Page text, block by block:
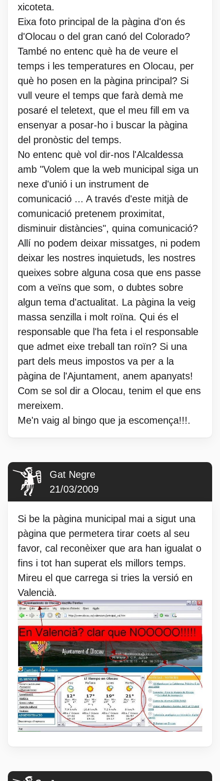
xicoteta.
Eixa foto principal de la pàgina d'on és
d'Olocau o del gran canó del Colorado?
També no entenc què ha de veure el
temps i les temperatures en Olocau, per
què ho posen en la pàgina principal? Si
vull veure el temps que farà demà me
posaré el teletext, que el meu fill em va
ensenyar a posar-ho i buscar la pàgina
del pronòstic del temps.
No entenc què vol dir-nos l'Alcaldessa
amb "Volem que la web municipal siga un
nexe d'unió i un instrument de
comunicació ... A través d'este mitjà de
comunicació pretenem proximitat,
disminuir distàncies", quina comunicació?
Allí no podem deixar missatges, ni podem
deixar les nostres inquietuds, les nostres
queixes sobre alguna cosa que ens passe
com a veïns que som, o dubtes sobre
algun tema d'actualitat. La pàgina la veig
massa senzilla i molt roïna. Qui és el
responsable que l'ha feta i el responsable
que admet eixe treball tan roïn? Si una
part dels meus impostos va per a la
pàgina de l'Ajuntament, anem apanyats!
Com se sol dir a Olocau, tenim el que ens
mereixem.
Me'n vaig al bingo que ja escomença!!!.
Gat Negre
21/03/2009
Si be la pàgina municipal mai a sigut una
pàgina que permetera tirar coets al seu
favor, cal reconèixer que ara han igualat o
fins i tot han superat els millors temps.
Mireu el que carrega si tries la versió en
Valencià.